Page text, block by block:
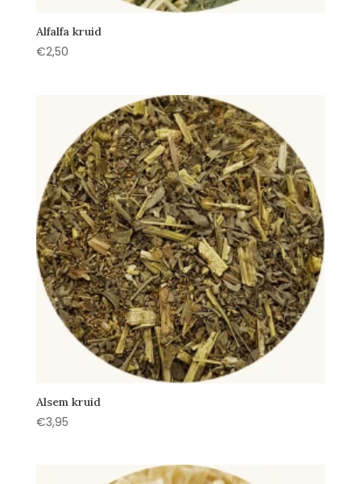
Alfalfa kruid
€2,50
Alsem kruid
€3,95